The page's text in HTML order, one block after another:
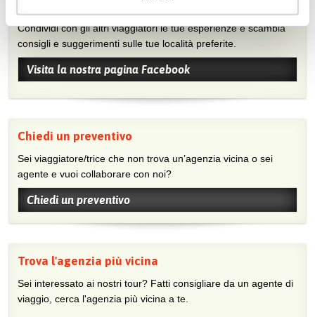
Condividi con gli altri viaggiatori le tue esperienze e scambia
consigli e suggerimenti sulle tue località preferite.
Visita la nostra pagina Facebook
Chiedi un preventivo
Sei viaggiatore/trice che non trova un’agenzia vicina o sei
agente e vuoi collaborare con noi?
Chiedi un preventivo
Trova l'agenzia più vicina
Sei interessato ai nostri tour? Fatti consigliare da un agente di
viaggio, cerca l'agenzia più vicina a te.